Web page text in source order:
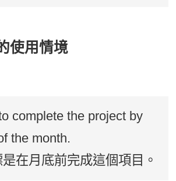
使用情境
complete the project by
the month.
在月底前完成這個項目。